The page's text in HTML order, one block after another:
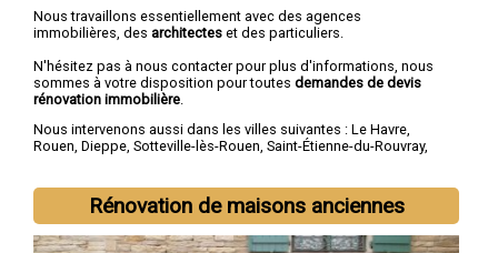
Nous travaillons essentiellement avec des agences
immobilières, des architectes et des particuliers.
N'hésitez pas à nous contacter pour plus d'informations, nous
sommes à votre disposition pour toutes demandes de devis
rénovation immobilière
Nous intervenons aussi dans les villes suivantes : Le Havre,
Rouen, Dieppe, Sotteville-lès-Rouen, Saint-Étienne-du-Rouvray,
Rénovation de maisons anciennes